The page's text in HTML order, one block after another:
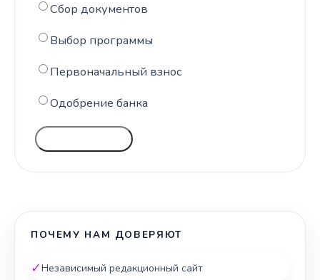
Сбор документов
Выбор программы
Первоначальный взнос
Одобрение банка
ПОЧЕМУ НАМ ДОВЕРЯЮТ
✓Независимый редакционный сайт